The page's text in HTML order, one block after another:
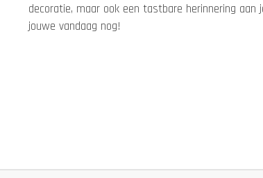
decoratie, maar ook een tastbare herinnering aan
jouwe vandaag nog!